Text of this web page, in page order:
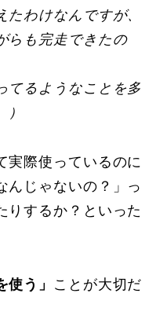
わけなんですが、
らも完走できたの
てるようなことを多
実際使っているのに
んじゃないの？」っ
りするか？といった
使う」 ことが大切だ